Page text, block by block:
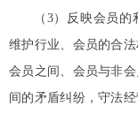
（3） 反映会员的
维护行业、会员的合
会员之间、会员与非
间的矛盾纠纷，守法